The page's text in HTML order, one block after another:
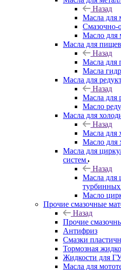
Назад
Масла для
Смазочно-
Масло для
Масла для
Назад
Масла для
Масла
Масла для
Назад
Масла для
Масло
Масла для
Назад
Масла для
Масло для
Масла для
систем
Назад
Масла для
Масло
Прочие смазочные
Назад
Прочие
Антифриз
Смазки
Тормозная
Жидкости для
Масла для